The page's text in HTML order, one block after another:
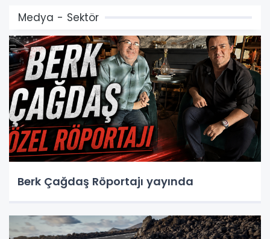
Medya - Sektör
Berk Çağdaş Röportajı yayında